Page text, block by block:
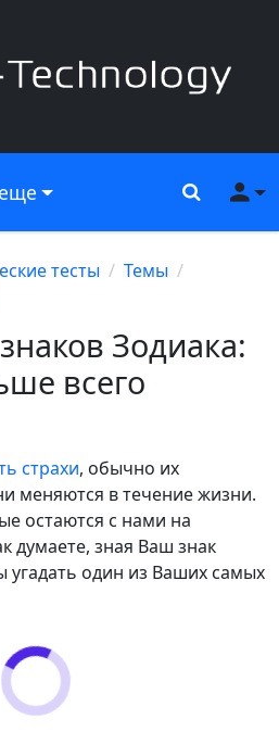
еще Поиск
тесты
Темы
Зодиака:
всего
страхи, обычно их
меняются в течение жизни.
остаются с нами на
думаете, зная Ваш знак
один из Ваших самых